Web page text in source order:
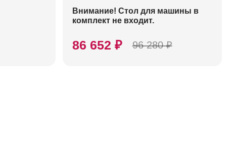
Внимание! Стол для машины в
комплект не входит.
86 652 ₽ 96 280 ₽